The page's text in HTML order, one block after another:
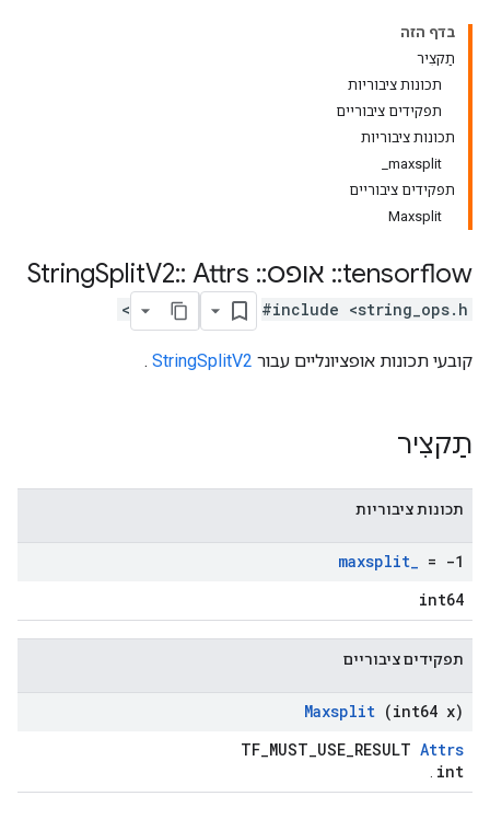
בדף הזה
תַקצִיר
תכונות ציבוריות
תפקידים ציבוריים
תכונות ציבוריות
maxsplit_
תפקידים ציבוריים
Maxsplit
tensorflow
:: אופס::
SplitV2:: Attrs
#include <string_ops.h>
קובעי תכונות אופציונליים עבור StringSplitV2
.
תַקצִיר
תכונות ציבוריות
maxsplit_ = -1
int64
תפקידים ציבוריים
Maxsplit (int64 x)
TF_MUST_USE_RESULT Attrs
int